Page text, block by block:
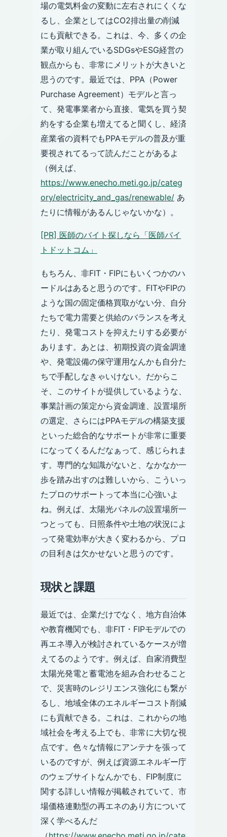
場の電気料金の変動に左右されにくくな
るし、企業としてはCO2排出量の削減
にも貢献できる。これは、今、多くの企
業が取り組んでいるSDGsやESG経営の
観点からも、非常にメリットが大きいと
思うのです。最近では、PPA（Power
Purchase Agreement）モデルと言っ
て、発電事業者から直接、電気を買う契
約をする企業も増えてると聞くし、経済
産業省の資料でもPPAモデルの普及が重
要視されてるって読んだことがあるよ
（例えば、
https://www.enecho.meti.go.jp/categ
ory/electricity_and_gas/renewable/ あ
たりに情報があるんじゃないかな）。
[PR] 医師のバイト探しなら「医師バイ
トドットコム」
もちろん、非FIT・FIPにもいくつかのハ
ードルはあると思うのです。FITやFIPの
ような国の固定価格買取がない分、自分
たちで電力需要と供給のバランスを考え
たり、発電コストを抑えたりする必要が
あります。あとは、初期投資の資金調達
や、発電設備の保守運用なんかも自分た
ちで手配しなきゃいけない。だからこ
そ、このサイトが提供しているような、
事業計画の策定から資金調達、設置場所
の選定、さらにはPPAモデルの構築支援
といった総合的なサポートが非常に重要
になってくるんだなぁって、感じられま
す。専門的な知識がないと、なかなか一
歩を踏み出すのは難しいから、こういっ
たプロのサポートって本当に心強いよ
ね。例えば、太陽光パネルの設置場所一
つとっても、日照条件や土地の状況によ
って発電効率が大きく変わるから、プロ
の目利きは欠かせないと思うのです。
現状と課題
最近では、企業だけでなく、地方自治体
や教育機関でも、非FIT・FIPモデルでの
再エネ導入が検討されているケースが増
えてるのようです。例えば、自家消費型
太陽光発電と蓄電池を組み合わせること
で、災害時のレジリエンス強化にも繋が
るし、地域全体のエネルギーコスト削減
にも貢献できる。これは、これからの地
域社会を考える上でも、非常に大切な視
点です。色々な情報にアンテナを張って
いるのですが、例えば資源エネルギー庁
のウェブサイトなんかでも、FIP制度に
関する詳しい情報が掲載されていて、市
場価格連動型の再エネのあり方について
深く学べるんだ